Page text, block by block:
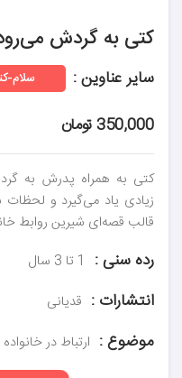
کتی به گردش می‌رود
سایر عناوین : سلام-
350,000 تومان
کتی به همراه پدرش به
زیادی یاد می‌گیرد و لحظات
قالب قصه‌ای شیرین روابط
رده سنی : 1 تا 3 سال
انتشارات : قدیانی
موضوع : ارتباط در خانواده